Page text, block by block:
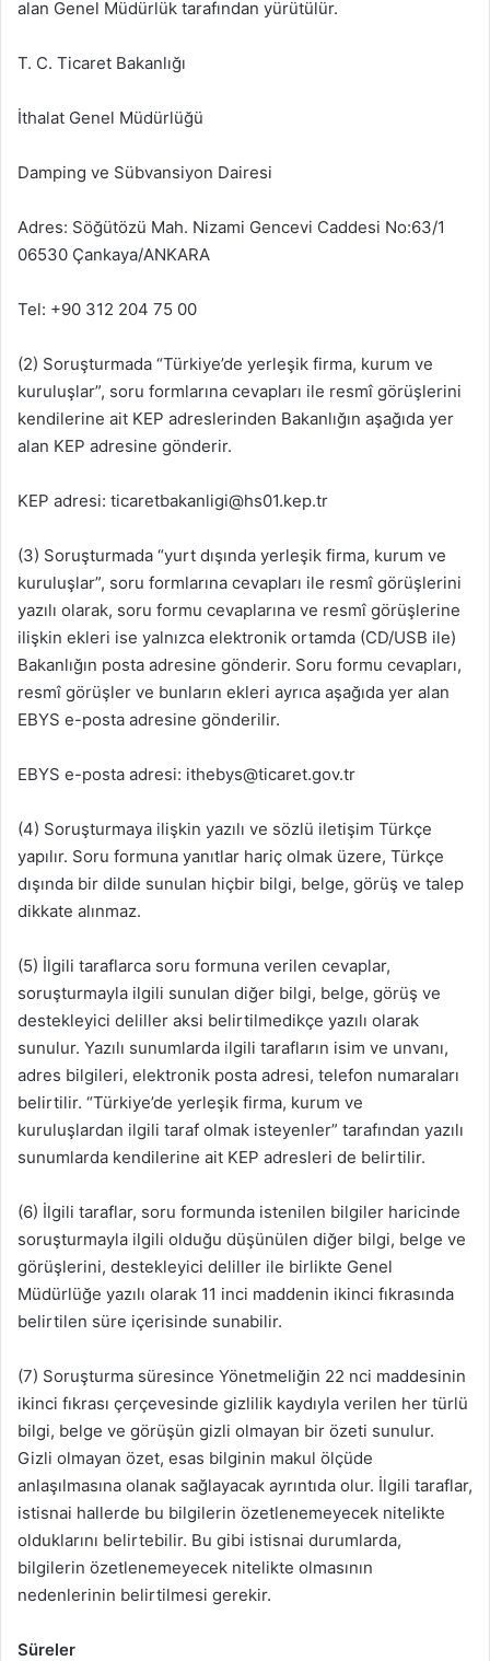
alan Genel Müdürlük tarafından yürütülür.
T. C. Ticaret Bakanlığı
İthalat Genel Müdürlüğü
Damping ve Sübvansiyon Dairesi
Adres: Söğütözü Mah. Nizami Gencevi Caddesi No:63/1
06530 Çankaya/ANKARA
Tel: +90 312 204 75 00
(2) Soruşturmada “Türkiye’de yerleşik firma, kurum ve
kuruluşlar”, soru formlarına cevapları ile resmî görüşlerini
kendilerine ait KEP adreslerinden Bakanlığın aşağıda yer
alan KEP adresine gönderir.
KEP adresi: ticaretbakanligi@hs01.kep.tr
(3) Soruşturmada “yurt dışında yerleşik firma, kurum ve
kuruluşlar”, soru formlarına cevapları ile resmî görüşlerini
yazılı olarak, soru formu cevaplarına ve resmî görüşlerine
ilişkin ekleri ise yalnızca elektronik ortamda (CD/USB ile)
Bakanlığın posta adresine gönderir. Soru formu cevapları,
resmî görüşler ve bunların ekleri ayrıca aşağıda yer alan
EBYS e-posta adresine gönderilir.
EBYS e-posta adresi: ithebys@ticaret.gov.tr
(4) Soruşturmaya ilişkin yazılı ve sözlü iletişim Türkçe
yapılır. Soru formuna yanıtlar hariç olmak üzere, Türkçe
dışında bir dilde sunulan hiçbir bilgi, belge, görüş ve talep
dikkate alınmaz.
(5) İlgili taraflarca soru formuna verilen cevaplar,
soruşturmayla ilgili sunulan diğer bilgi, belge, görüş ve
destekleyici deliller aksi belirtilmedikçe yazılı olarak
sunulur. Yazılı sunumlarda ilgili tarafların isim ve unvanı,
adres bilgileri, elektronik posta adresi, telefon numaraları
belirtilir. “Türkiye’de yerleşik firma, kurum ve
kuruluşlardan ilgili taraf olmak isteyenler” tarafından yazılı
sunumlarda kendilerine ait KEP adresleri de belirtilir.
(6) İlgili taraflar, soru formunda istenilen bilgiler haricinde
soruşturmayla ilgili olduğu düşünülen diğer bilgi, belge ve
görüşlerini, destekleyici deliller ile birlikte Genel
Müdürlüğe yazılı olarak 11 inci maddenin ikinci fıkrasında
belirtilen süre içerisinde sunabilir.
(7) Soruşturma süresince Yönetmeliğin 22 nci maddesinin
ikinci fıkrası çerçevesinde gizlilik kaydıyla verilen her türlü
bilgi, belge ve görüşün gizli olmayan bir özeti sunulur.
Gizli olmayan özet, esas bilginin makul ölçüde
anlaşılmasına olanak sağlayacak ayrıntıda olur. İlgili taraflar,
istisnai hallerde bu bilgilerin özetlenemeyecek nitelikte
olduklarını belirtebilir. Bu gibi istisnai durumlarda,
bilgilerin özetlenemeyecek nitelikte olmasının
nedenlerinin belirtilmesi gerekir.
Süreler